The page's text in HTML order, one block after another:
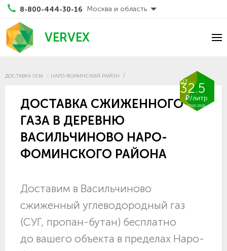
8-800-444-30-16 Москва и область
VERVEX
ДОСТАВКА ГАЗА НАРО-ФОМИНСКИЙ РАЙОН
от
32.5
₽/литр
07.08.2026
ДОСТАВКА СЖИЖЕННОГО
ГАЗА В ДЕРЕВНЮ
ВАСИЛЬЧИНОВО НАРО-
ФОМИНСКОГО РАЙОНА
Доставим в Васильчиново
сжиженный углеводородный газ
(СУГ, пропан-бутан) бесплатно
до вашего объекта в пределах Наро-